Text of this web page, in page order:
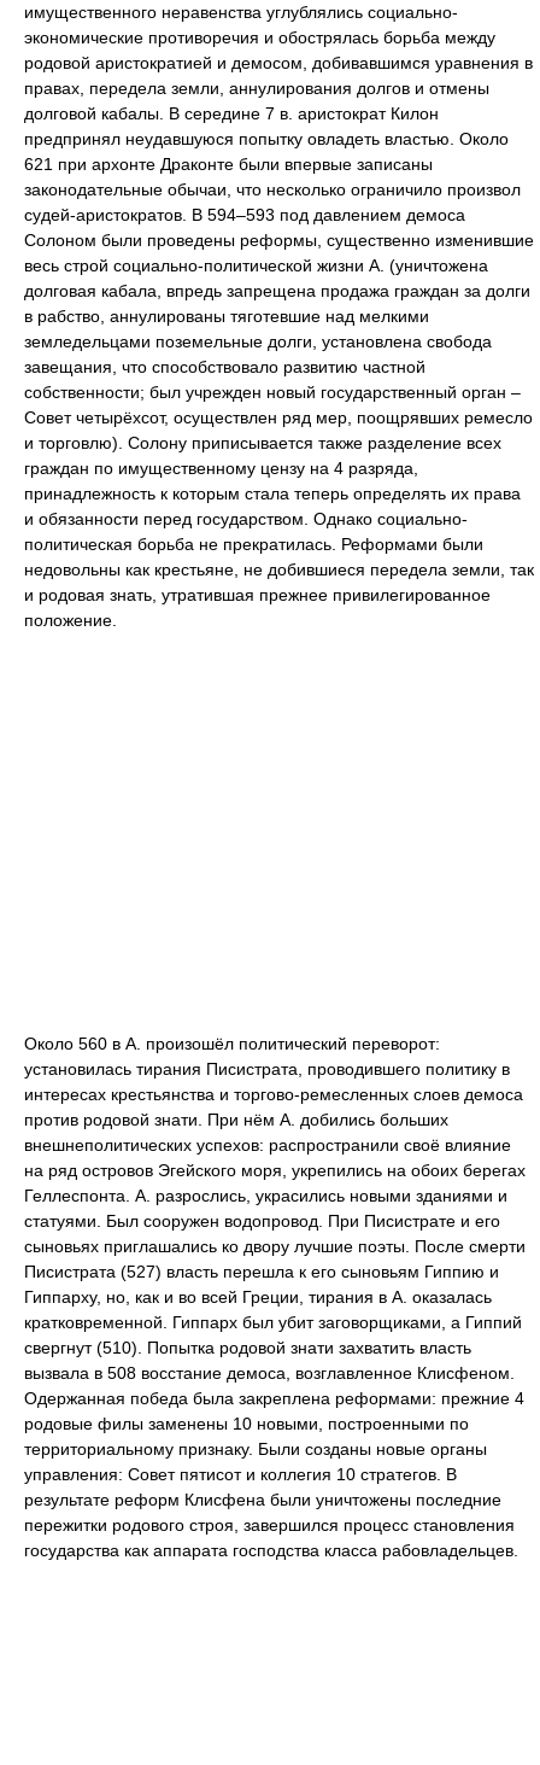
имущественного неравенства углублялись социально-
экономические противоречия и обострялась борьба между
родовой аристократией и демосом, добивавшимся уравнения в
правах, передела земли, аннулирования долгов и отмены
долговой кабалы. В середине 7 в. аристократ Килон
предпринял неудавшуюся попытку овладеть властью. Около
621 при архонте Драконте были впервые записаны
законодательные обычаи, что несколько ограничило произвол
судей-аристократов. В 594‒593 под давлением демоса
Солоном были проведены реформы, существенно изменившие
весь строй социально-политической жизни А. (уничтожена
долговая кабала, впредь запрещена продажа граждан за долги
в рабство, аннулированы тяготевшие над мелкими
земледельцами поземельные долги, установлена свобода
завещания, что способствовало развитию частной
собственности; был учрежден новый государственный орган ‒
Совет четырёхсот, осуществлен ряд мер, поощрявших ремесло
и торговлю). Солону приписывается также разделение всех
граждан по имущественному цензу на 4 разряда,
принадлежность к которым стала теперь определять их права
и обязанности перед государством. Однако социально-
политическая борьба не прекратилась. Реформами были
недовольны как крестьяне, не добившиеся передела земли, так
и родовая знать, утратившая прежнее привилегированное
положение.
Около 560 в А. произошёл политический переворот:
установилась тирания Писистрата
проводившего политику в
интересах крестьянства и торгово-ремесленных слоев демоса
против родовой знати. При нём А. добились больших
внешнеполитических успехов: распространили своё влияние
на ряд островов Эгейского моря, укрепились на обоих берегах
Геллеспонта. А. разрослись, украсились новыми зданиями и
статуями. Был сооружен водопровод. При Писистрате и его
сыновьях приглашались ко двору лучшие поэты. После смерти
Писистрата (527) власть перешла к его сыновьям Гиппию и
Гиппарху, но, как и во всей Греции, тирания в А. оказалась
кратковременной. Гиппарх был убит заговорщиками, а Гиппий
свергнут (510). Попытка родовой знати захватить власть
вызвала в 508 восстание демоса, возглавленное Клисфеном
Одержанная победа была закреплена реформами: прежние 4
родовые филы заменены 10 новыми, построенными по
территориальному признаку. Были созданы новые органы
управления: Совет пятисот и коллегия 10 стратегов. В
результате реформ Клисфена были уничтожены последние
пережитки родового строя, завершился процесс становления
государства как аппарата господства класса рабовладельцев.